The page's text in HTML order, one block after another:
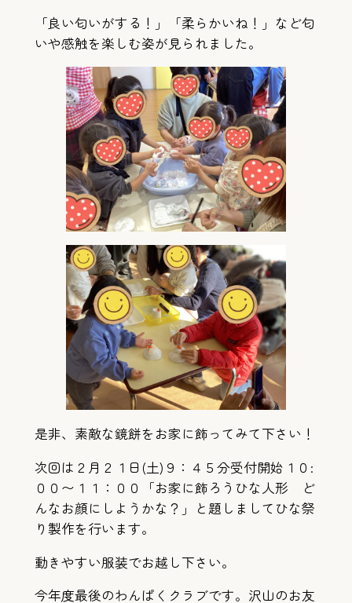
「良い匂いがする！」「柔らかいね！」など匂
いや感触を楽しむ姿が見られました。
是非、素敵な鏡餅をお家に飾ってみて下さい！
次回は２月２１日(土)９：４５分受付開始１０:
００〜１１：００「お家に飾ろうひな人形 ど
んなお顔にしようかな？」と題しましてひな祭
り製作を行います。
動きやすい服装でお越し下さい。
今年度最後のわんぱくクラブです。沢山のお友